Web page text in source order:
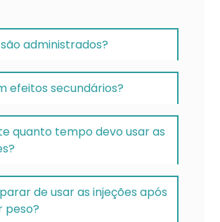
administrados?
efeitos secundários?
quanto tempo devo usar as
de usar as injeções após
peso?